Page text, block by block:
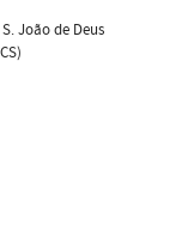
João de Deus